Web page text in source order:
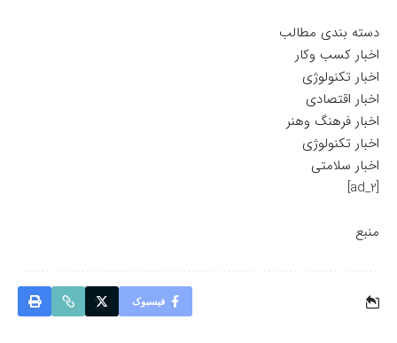
دسته بندی مطالب
اخبار کسب وکار
اخبار تکنولوژی
اخبار اقتصادی
اخبار فرهنگ وهنر
اخبار تکنولوژی
اخبار سلامتی
[ad_2]
منبع
فیسبوک